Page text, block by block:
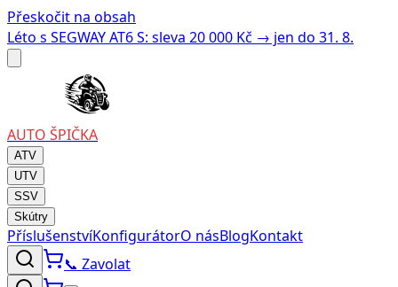
Přeskočit na obsah
Léto s SEGWAY AT6 S: sleva 20 000 Kč → jen do 31. 8.
AUTO ŠPIČKA
ATV
UTV
SSV
Skútry
PříslušenstvíKonfigurátorO násBlogKontakt
📞 Zavolat